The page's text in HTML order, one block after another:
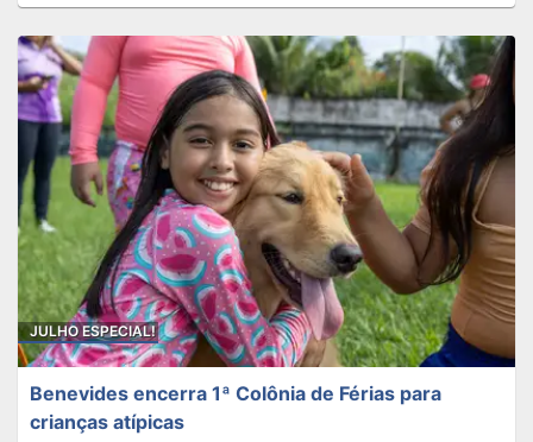
JULHO ESPECIAL!
Benevides encerra 1ª Colônia de Férias para
crianças atípicas